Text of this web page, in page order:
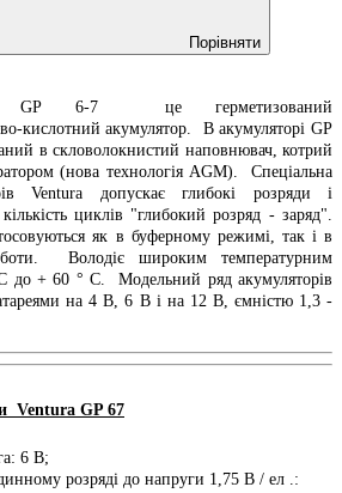
Порівняти
GP 6-7 це герметизований
кислотний акумулятор. В акумуляторі GP
в скловолокнистий наповнювач, котрий
(нова технологія AGM). Спеціальна
Ventura допускає глибокі розряди і
циклів "глибокий розряд - заряд".
як в буферному режимі, так і в
Володіє широким температурним
до + 60 ° С. Модельний ряд акумуляторів
на 4 В, 6 В і на 12 В, ємністю 1,3 -
Ventura GP 67
6 B;
розряді до напруги 1,75 В / ел .: